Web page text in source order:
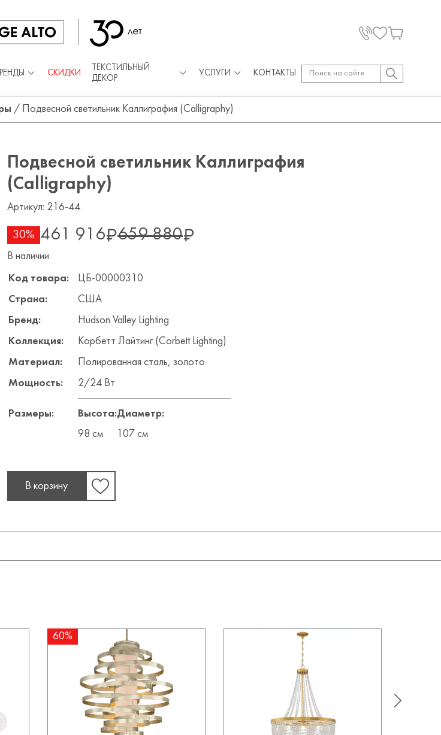
СКИДКИ
ТЕКСТИЛЬНЫЙ
ДЕКОР
УСЛУГИ КОНТАКТЫ
/ Подвесной светильник Каллиграфия (Calligraphy)
Подвесной светильник Каллиграфия
(Calligraphy)
Артикул: 216-44
30% 461 916 659 880
В наличии
Код товара: ЦБ-00000310
Страна: США
Бренд: Hudson Valley Lighting
Коллекция: Корбетт Лайтинг (Corbett Lighting)
Материал: Полированная сталь, золото
Мощность: 2/24 Вт
Размеры:
Высота:
98 см
Диаметр:
107 см
В корзину
60%